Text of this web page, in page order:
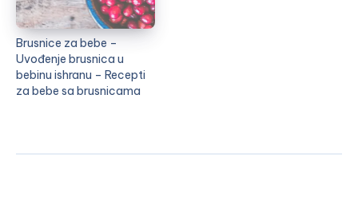
Brusnice za bebe –
Uvođenje brusnica u
bebinu ishranu – Recepti
za bebe sa brusnicama